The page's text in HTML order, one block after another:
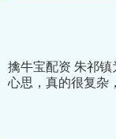
擒牛宝配资 朱祁
心思，真的很复杂